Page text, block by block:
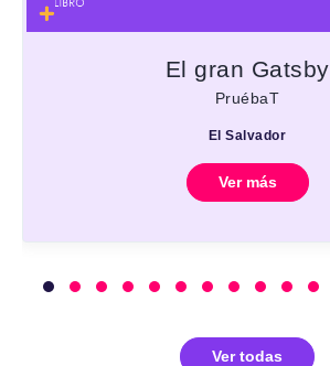
El gran Gatsby
PruébaT
El Salvador
Ver más
Ver todas